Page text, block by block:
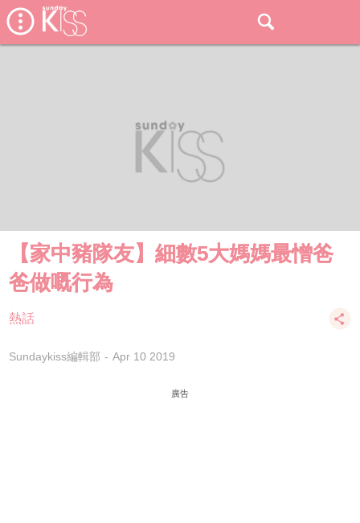
【家中豬隊友】細數5大媽媽最憎爸
爸做嘅行為
熱話
Sundaykiss編輯部 Apr 10 2019
廣告